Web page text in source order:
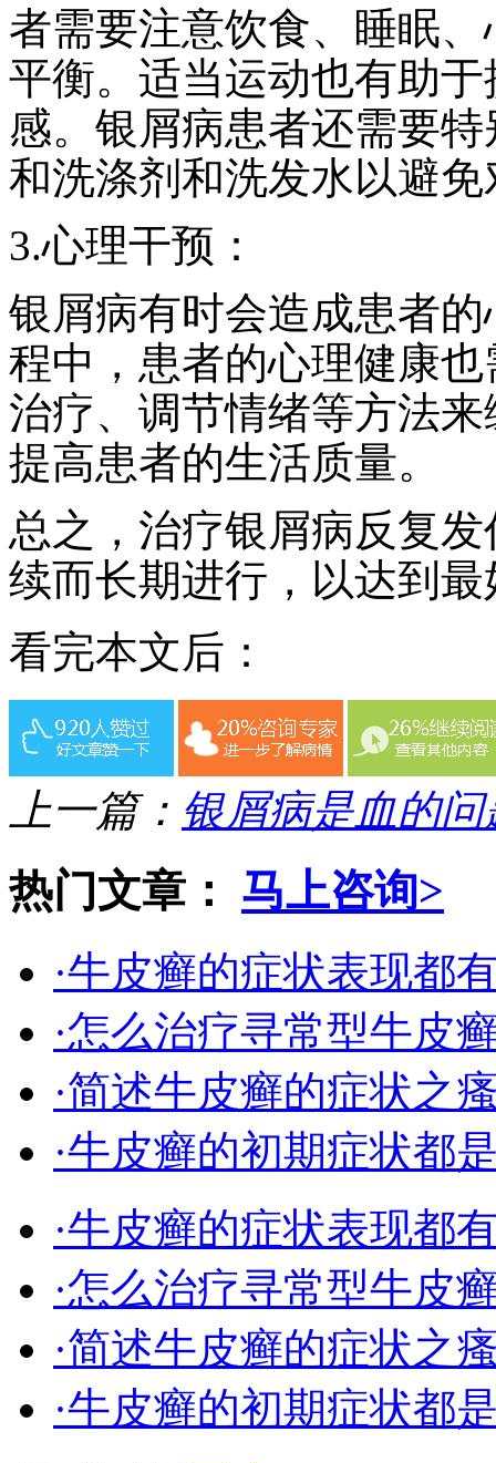
者需要注意饮食、睡眠
平衡。适当运动也有助
感。银屑病患者还需要
和洗涤剂和洗发水以避
3.心理干预：
银屑病有时会造成患者
程中，患者的心理健康
治疗、调节情绪等方法
提高患者的生活质量。
总之，治疗银屑病反复
续而长期进行，以达到
看完本文后：
上一篇： 银屑病是血的问
热门文章： 马上咨询>
·牛皮癣的症状表现都
·怎么治疗寻常型牛皮
·简述牛皮癣的症状之
·牛皮癣的初期症状都
·牛皮癣的症状表现都
·怎么治疗寻常型牛皮
·简述牛皮癣的症状之
·牛皮癣的初期症状都